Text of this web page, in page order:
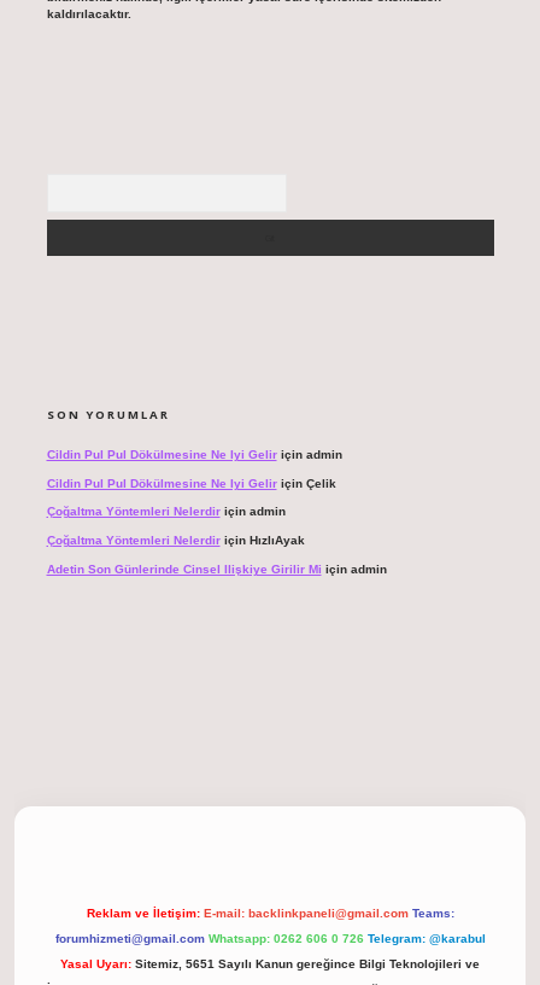
kaldırılacaktır.
SON YORUMLAR
Cildin Pul Pul Dökülmesine Ne Iyi Geliriçin admin
Cildin Pul Pul Dökülmesine Ne Iyi Geliriçin Çelik
Çoğaltma Yöntemleri Nelerdiriçin admin
Çoğaltma Yöntemleri Nelerdiriçin HızlıAyak
Adetin Son Günlerinde Cinsel Ilişkiye Girilir Mi için admin
Reklam ve İletişim: E-mail: backlinkpaneli@gmail.com Teams:
forumhizmeti@gmail.com Whatsapp: 0262 606 0 726 Telegram: @karabul
Yasal Uyarı: Sitemiz, 5651 Sayılı Kanun gereğince Bilgi Teknolojileri ve